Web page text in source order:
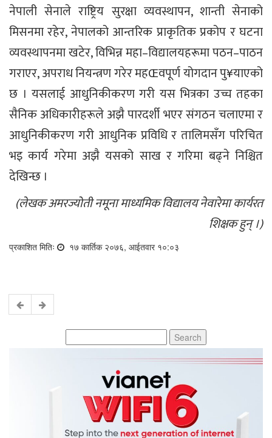
नेपाली सेनाले राष्ट्रिय सुरक्षा व्यवस्थापन, शान्ती सेनाको
मिसनमा रहेर, नेपालको आन्तरिक प्राकृतिक प्रकोप र घटना
व्यवस्थापनमा खटेर, विभिन्न महा–विद्यालयहरूमा पठन–पाठन
गराएर, अपराध नियन्त्रण गरेर महŒवपूर्ण योगदान पु¥याएको
छ । यसलाई आधुनिकीकरण गरी यस भित्रका उच्च तहका
सैनिक अधिकारीहरूले अझै पारदर्शी भएर संगठन चलाएमा र
आधुनिकीकरण गरी आधुनिक प्रविधि र तालिमसँग परिचित
भइ कार्य गरेमा अझै यसको साख र गरिमा बढ्ने निश्चित
देखिन्छ ।
(लेखक अमरज्योती नमूना माध्यमिक विद्यालय नेवारेमा कार्यरत
शिक्षक हुन् ।)
प्रकाशित मितिः १७ कार्तिक २०७६, आईतवार १०:०३
for: